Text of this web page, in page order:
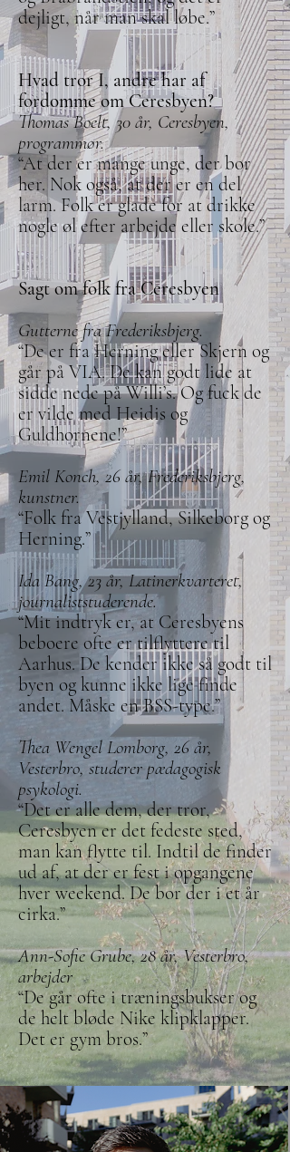
dejligt, når man skal løbe.”
Hvad tror I, andre har af
fordomme om Ceresbyen?
Thomas Boelt, 30 år, Ceresbyen,
programmør.
“At der er mange unge, der bor
her. Nok også, at der er en del
larm. Folk er glade for at drikke
nogle øl efter arbejde eller skole.”
Sagt om folk fra Ceresbyen
Gutterne fra Frederiksbjerg.
“De er fra Herning eller Skjern og
går på VIA. De kan godt lide at
sidde nede på Willi’s. Og fuck de
er vilde med Heidis og
Guldhornene!”
Emil Konch, 26 år, Frederiksbjerg,
kunstner.
“Folk fra Vestjylland, Silkeborg og
Herning.”
Ida Bang, 23 år, Latinerkvarteret,
journaliststuderende.
“Mit indtryk er, at Ceresbyens
beboere ofte er tilflyttere til
Aarhus. De kender ikke så godt til
byen og kunne ikke lige finde
andet. Måske en BSS-type.”
Thea Wengel Lomborg, 26 år,
Vesterbro, studerer pædagogisk
psykologi.
“Det er alle dem, der tror,
Ceresbyen er det fedeste sted,
man kan flytte til. Indtil de finder
ud af, at der er fest i opgangene
hver weekend. De bor der i et år
cirka.”
Ann-Sofie Grube, 28 år, Vesterbro,
arbejder
“De går ofte i træningsbukser og
de helt bløde Nike klipklapper.
Det er gym bros.”